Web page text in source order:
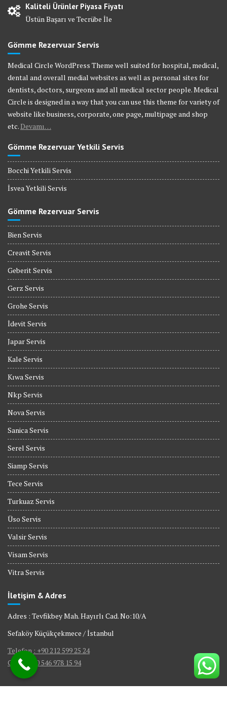
Kaliteli Ürünler Piyasa Fiyatı
Üstün Başarı ve Tecrübe İle
Gömme Rezervuar Servis
Medical Circle WordPress Theme well suited for hospital, medical,
dental and overall medial websites as well as personal sites for
dentists, doctors, surgeons and all medical sector people. Medical
Circle is designed in a way that you can use this theme for variety of
website like business, corporate, one page, multipage and shop
etc.Devamı…
Gömme Rezervuar Yetkili Servis
Bocchi Yetkili Servis
İsvea Yetkili Servis
Gömme Rezervuar Servis
Bien Servis
Creavit Servis
Geberit Servis
Gerz Servis
Grohe Servis
İdevit Servis
Japar Servis
Kale Servis
Kıwa Servis
Nkp Servis
Nova Servis
Sanica Servis
Serel Servis
Siamp Servis
Tece Servis
Turkuaz Servis
Üso Servis
Valsir Servis
Visam Servis
Vitra Servis
İletişim & Adres
Adres : Tevfikbey Mah. Hayırlı Cad. No:10/A
Sefaköy Küçükçekmece / İstanbul
Telefon : +90 212 599 25 24
GSM : +90 546 978 15 94